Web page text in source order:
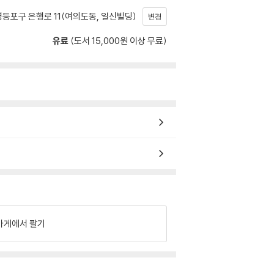
포구 은행로 11(여의도동, 일신빌딩) 변경
유료 (도서 15,000원 이상 무료)
게에서 팔기